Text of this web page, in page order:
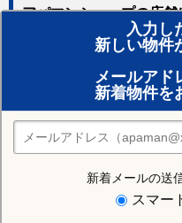
入力し
新しい物件
メールアド
新着物件を
新着メールの送
スマー
アパマンショップの店舗
賃貸のプロがお部屋探し！
おまかせ物件リクエスト
住みたい街の店舗を探す
店舗検索
住む街研究所で伊豆の